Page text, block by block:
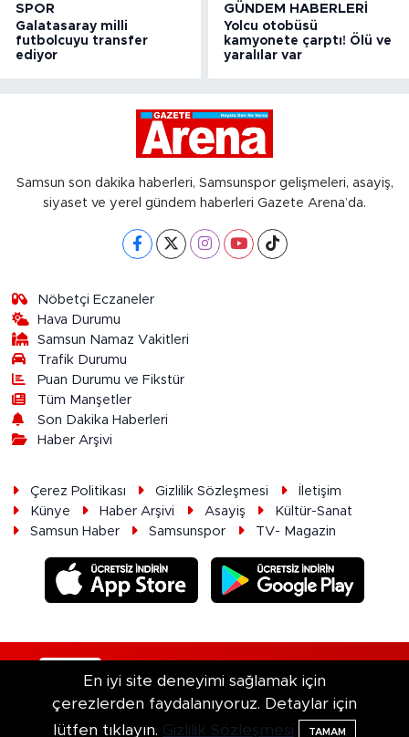
SPOR
Galatasaray milli
futbolcuyu transfer
ediyor
GÜNDEM HABERLERI
Yolcu otobüsü
kamyonete çarptı! Ölü ve
yaralılar var
Samsun son dakika haberleri, Samsunspor gelişmeleri, asayiş,
siyaset ve yerel gündem haberleri Gazete Arena’da.
Nöbetçi Eczaneler
Hava Durumu
Samsun Namaz Vakitleri
Trafik Durumu
Puan Durumu ve Fikstür
Tüm Manşetler
Son Dakika Haberleri
Haber Arşivi
Çerez Politikası Gizlilik Sözleşmesi
İletişim
Künye
Haber Arşivi Asayiş
Kültür-Sanat
Samsun Haber
Samsunspor TV- Magazin
Haber Yazılımı:TE Bilişim
En iyi site deneyimi sağlamak için
çerezlerden faydalanıyoruz. Detaylar için
lütfen tıklayın. Gizlilik Sözleşmesi TAMAM